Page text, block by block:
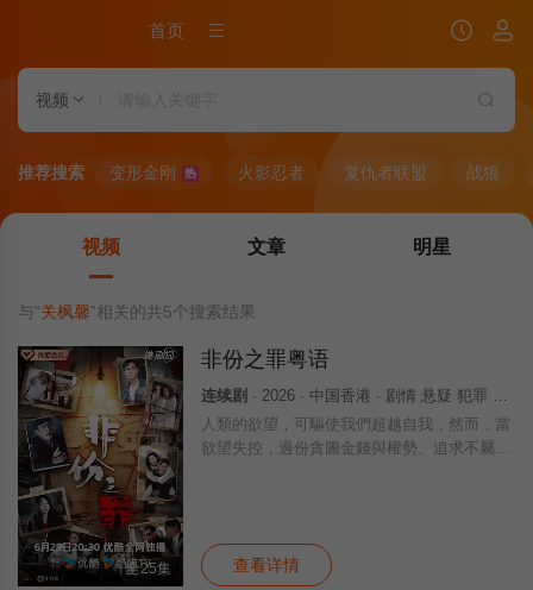
首页
视频
推荐搜索 变形金刚 热 火影忍者 复仇者联盟 战狼
视频 文章 明星
与“关枫馨”相关的共5个搜索结果
全25集
非份之罪粤语
连续剧 · 2026 · 中国香港 · 剧情 悬疑 犯罪 香港
人類的欲望，可驅使我們超越自我，然而，當
欲望失控，過份貪圖金錢與權勢、追求不屬於
括
查看详情